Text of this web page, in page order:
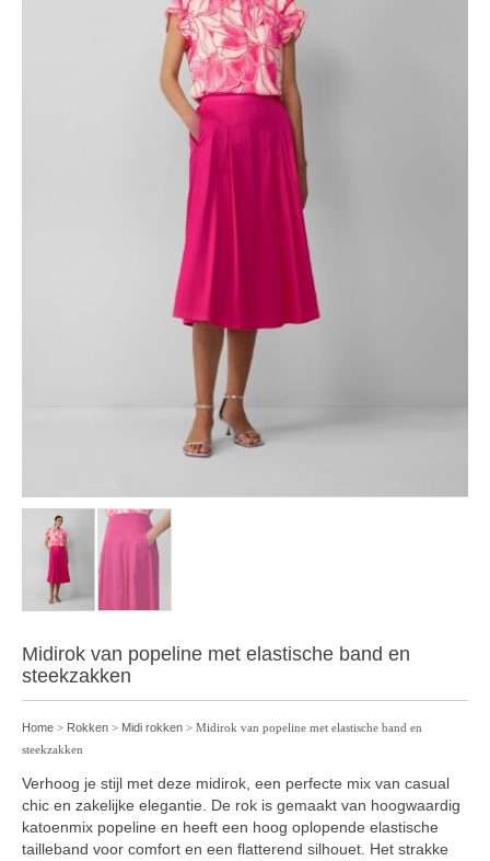
Midirok van popeline met elastische band en
steekzakken
Home > Rokken > Midi rokken > Midirok van popeline met elastische band en
steekzakken
Verhoog je stijl met deze midirok, een perfecte mix van casual
chic en zakelijke elegantie. De rok is gemaakt van hoogwaardig
katoenmix popeline en heeft een hoog oplopende elastische
tailleband voor comfort en een flatterend silhouet. Het strakke